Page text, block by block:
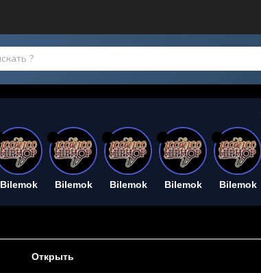
Bilemok Bilemok Bilemok Bilemok Bilemok
Открыть